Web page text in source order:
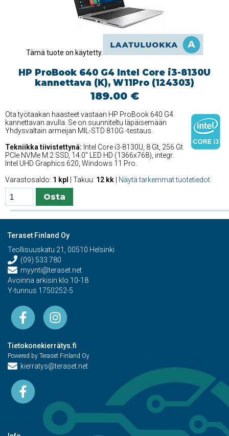
Tämä tuote on käytetty.
HP ProBook 640 G4 Intel Core i3-8130U
kannettava (K), W11Pro (124303)
189.00 €
Ota työtaakan haasteet vastaan HP ProBook 640 G4
kannettavan avulla. Se on suunniteltu läpäisemään
Yhdysvaltain armeijan MIL-STD 810G -testaus.
Tekniikka tiivistettynä: Intel Core i3-8130U, 8 Gt, 256 Gt
PCIe NVMe M.2 SSD, 14.0'' LED HD (1366x768), integr.
Intel UHD Graphics 620, Windows 11 Pro.
Varastosaldo: 1 kpl | Takuu: 12 kk Näytä tarkemmat tuotetiedot
Teraset Finland Oy
Teollisuuskatu 21, 00510 Helsinki
(09) 533 780
myynti@teraset.net
Avoinna arkisin klo 10-18
Y-tunnus 1750252-5
Tietokonekierrätys.fi
Powered by Teraset Finland Oy
kierratys@teraset.net